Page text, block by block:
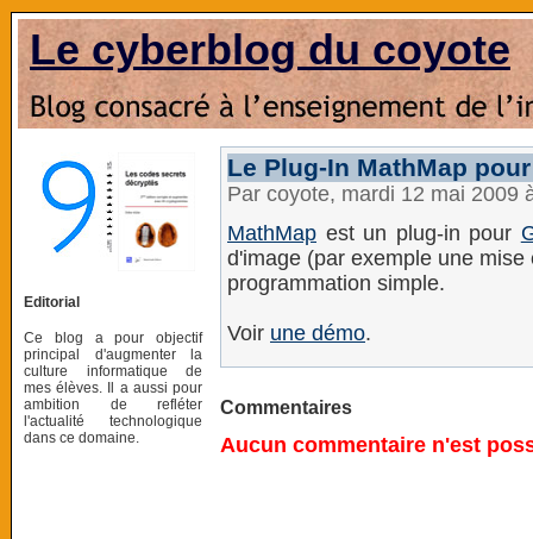
Le cyberblog du coyote
Editorial
Ce blog a pour objectif
principal d'augmenter la
culture informatique de
mes élèves. Il a aussi pour
ambition de refléter
l'actualité technologique
dans ce domaine.
Le Plug-In MathMap
Par coyote, mardi 12 mai 2009
MathMap est un plug-in pour
d'image (par exemple une
programmation simple.
Voir une démo.
Commentaires
Aucun commentaire n'est